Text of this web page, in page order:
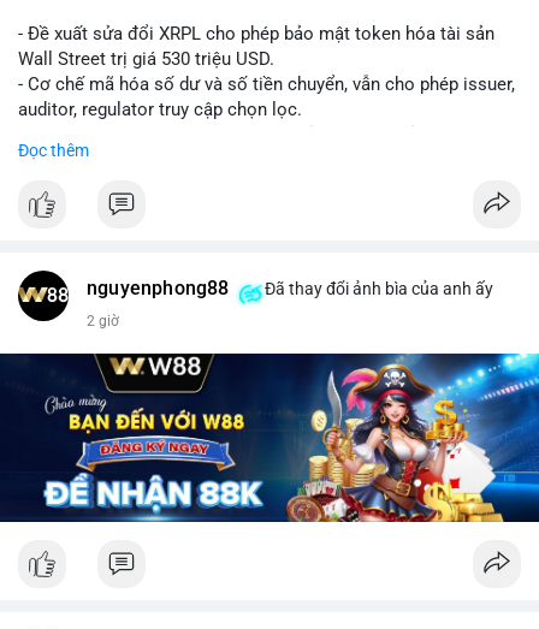
- Đề xuất sửa đổi XRPL cho phép bảo mật token hóa tài sản
Wall Street trị giá 530 triệu USD.
- Cơ chế mã hóa số dư và số tiền chuyển, vẫn cho phép issuer,
auditor, regulator truy cập chọn lọc.
tài chính.
chức tài chính.
$xrp
#titanbot
📰 Nguồn: CoinDesk
Đọc thêm
nguyenphong88 Đã thay đổi ảnh bìa của anh ấy
2 giờ